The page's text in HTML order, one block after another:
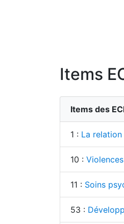
Items
Items des
1 : La
10 :
11 : Soins
53 :